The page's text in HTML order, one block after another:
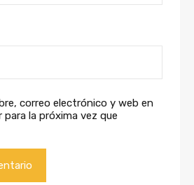
correo electrónico y web en
la próxima vez que